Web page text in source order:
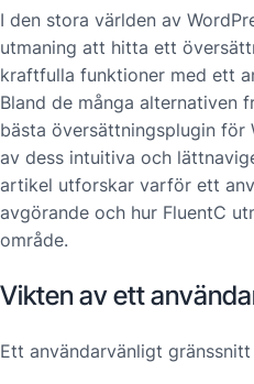
I den stora världen av
utmaning att hitta ett
kraftfulla funktioner med ett
Bland de många alternativen
bästa översättningsplugin för
av dess intuitiva och
artikel utforskar varför ett
avgörande och hur FluentC
område.
Vikten av ett
Ett användarvänligt